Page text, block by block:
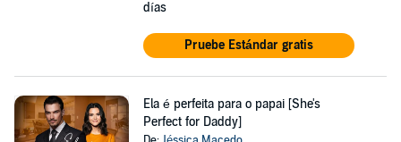
días
Pruebe Estándar gratis
Ela é perfeita para o papai [She's
Perfect for Daddy]